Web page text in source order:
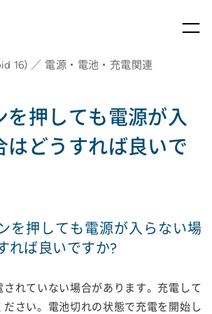
16) ／ 電源・電池・充電関連
を押しても電源が入
はどうすれば良いで
を押しても電源が入らない場
れば良いですか?
されていない場合があります。充電して
ださい。電池切れの状態で充電を開始し